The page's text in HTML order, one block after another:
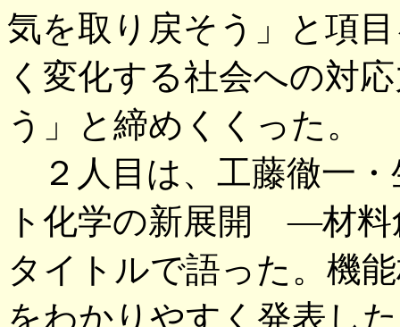
気を取り戻そう」と項
く変化する社会への対
う」と締めくくった。
２人目は、工藤徹一・
ト化学の新展開 ―材
タイトルで語った。機
をわかりやすく発表し